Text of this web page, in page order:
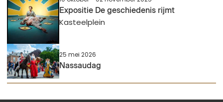
Expositie De geschiedenis rijmt
Kasteelplein
25 mei 2026
Nassaudag